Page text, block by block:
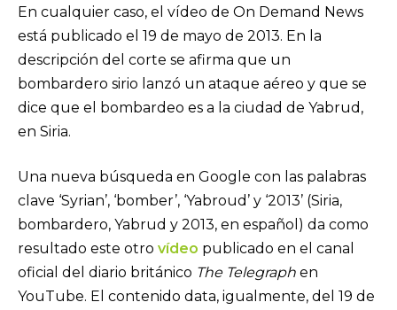
En cualquier caso, el vídeo de On Demand News
está publicado el 19 de mayo de 2013. En la
descripción del corte se afirma que un
bombardero sirio lanzó un ataque aéreo y que se
dice que el bombardeo es a la ciudad de Yabrud,
en Siria.
Una nueva búsqueda en Google con las palabras
clave ‘Syrian’, ‘bomber’, ‘Yabroud’ y ‘2013’ (Siria,
bombardero, Yabrud y 2013, en español) da como
resultado este otro vídeo publicado en el canal
oficial del diario británico The Telegraph en
YouTube. El contenido data, igualmente, del 19 de